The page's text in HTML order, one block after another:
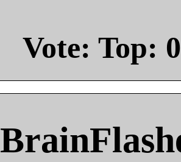
Vote: Top: 0